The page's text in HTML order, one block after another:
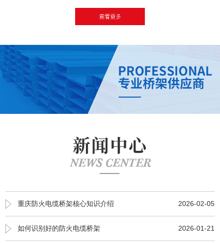
新闻中心
NEWS CENTER
重庆防火电缆桥架核心知识介绍 2026-02-05
如何识别好的防火电缆桥架 2026-01-21